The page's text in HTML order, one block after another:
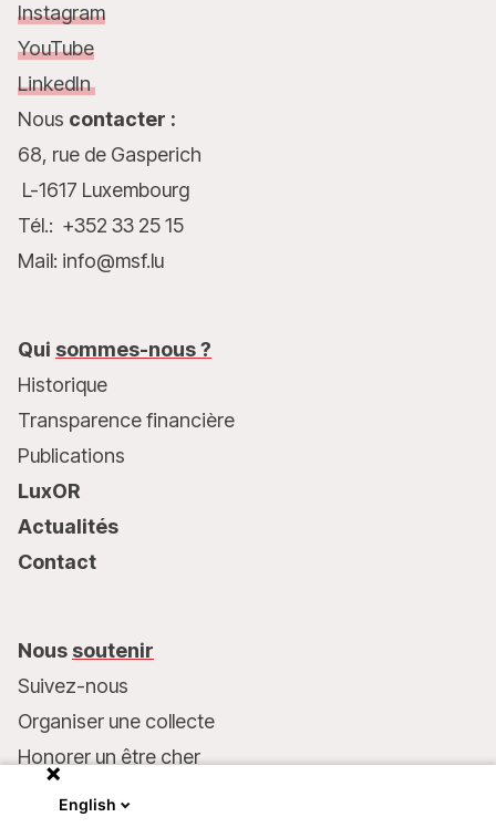
Instagram
YouTube
LinkedIn
Nous contacter :
68, rue de Gasperich
L-1617 Luxembourg
Tél.: +352 33 25 15
Mail: info@msf.lu
Qui sommes-nous ?
Historique
Transparence financière
Publications
LuxOR
Actualités
Contact
Nous soutenir
Suivez-nous
Organiser une collecte
Honorer un être cher
English